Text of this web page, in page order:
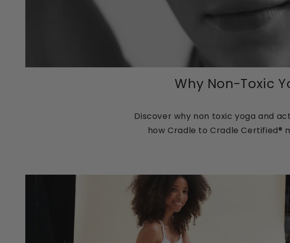
Why Non-Toxic
Discover why non toxic yoga and
how Cradle to Cradle Certified®